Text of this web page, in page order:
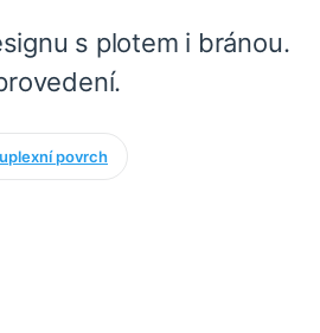
s plotem i bránou.
povrch